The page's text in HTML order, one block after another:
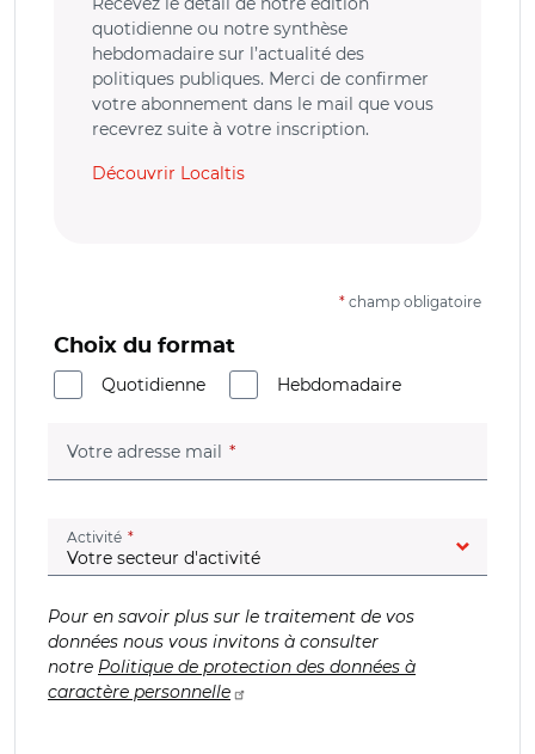
quotidienne ou notre synthèse
hebdomadaire sur l’actualité des
politiques publiques. Merci de confirmer
votre abonnement dans le mail que vous
recevrez suite à votre inscription.
Découvrir Localtis
* champ obligatoire
Choix du format
Quotidienne
Hebdomadaire
Votre adresse mail (champ obligatoire)
Activité (champ obligatoire)
Pour en savoir plus sur le traitement de vos
données nous vous invitons à consulter
notre Politique de protection des données à
caractère personnelle